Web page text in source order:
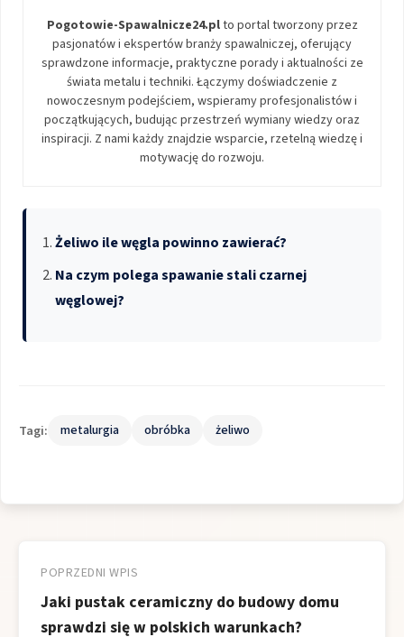
Pogotowie-Spawalnicze24.plto portal tworzony przez
pasjonatów i ekspertów branży spawalniczej, oferujący
sprawdzone informacje, praktyczne porady i aktualności ze
świata metalu i techniki. Łączymy doświadczenie z
nowoczesnym podejściem, wspieramy profesjonalistów i
początkujących, budując przestrzeń wymiany wiedzy oraz
inspiracji. Z nami każdy znajdzie wsparcie, rzetelną wiedzę i
motywację do rozwoju.
Żeliwo ile węgla powinno zawierać?
Na czym polega spawanie stali czarnej
węglowej?
Tagi: metalurgia obróbka żeliwo
wpisu
POPRZEDNI WPIS
Jaki pustak ceramiczny do budowy domu
sprawdzi się w polskich warunkach?